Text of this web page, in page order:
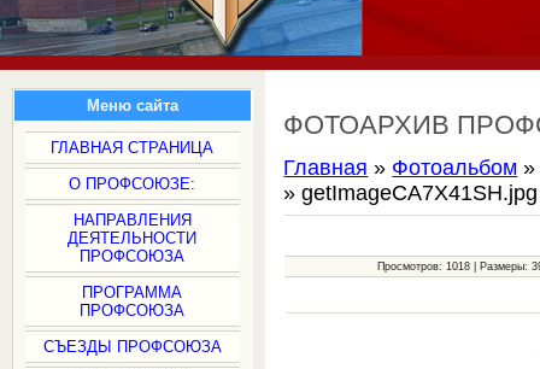
Меню сайта
ГЛАВНАЯ СТРАНИЦА
О ПРОФСОЮЗЕ:
НАПРАВЛЕНИЯ
ДЕЯТЕЛЬНОСТИ
ПРОФСОЮЗА
ПРОГРАММА
ПРОФСОЮЗА
СЪЕЗДЫ ПРОФСОЮЗА
ФОТОАРХИВ
Главная » Фотоальбом
» getImageCA7X41SH.jpg
Просмотров: 1018 | Размеры: